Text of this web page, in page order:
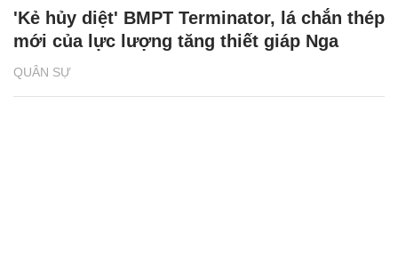
QUÂN SỰ
'Kẻ hủy diệt' BMPT Terminator, lá chắn thép
mới của lực lượng tăng thiết giáp Nga